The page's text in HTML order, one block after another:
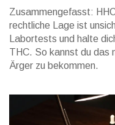
Zusammengefasst:
rechtliche Lage ist
Labortests und halte
THC. So kannst du das
Ärger zu bekommen.